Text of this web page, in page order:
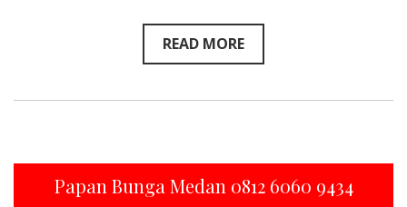
READ MORE
Papan Bunga Medan 0812 6060 9434